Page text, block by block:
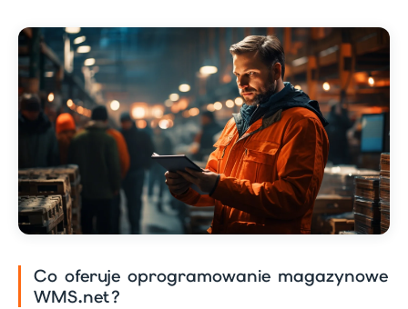
Co oferuje oprogramowanie magazynowe
WMS.net?